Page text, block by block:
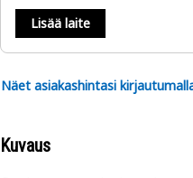
Lisää laite
Näet asiakashintasi
Kuvaus